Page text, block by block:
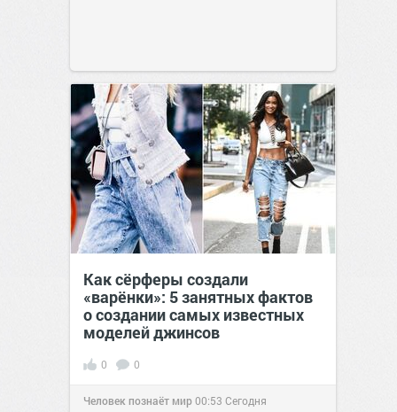
Как сёрферы создали
«варёнки»: 5 занятных фактов
о создании самых известных
моделей джинсов
0 0
Человек познаёт мир00:53 Сегодня